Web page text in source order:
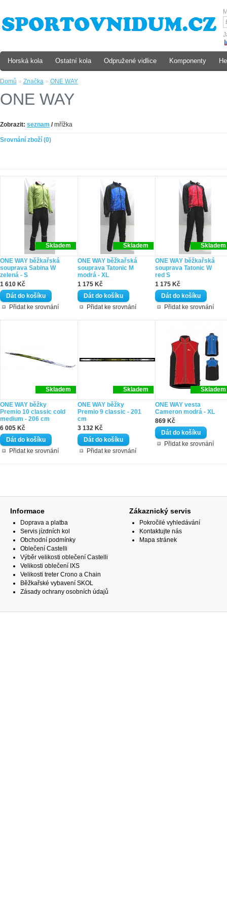
Domů » Značka » ONE WAY
ONE WAY
Zobrazit: seznam /mřížka
Srovnání zboží (0)
Skladem
ONE WAY běžkařská
souprava Sabina W
zelená - S
1 610 Kč
Přidat ke srovnání
Skladem
ONE WAY běžkařská
souprava Tatonic M
modrá - XL
1 175 Kč
Přidat ke srovnání
Skladem
ONE WAY běžkařská
souprava Tatonic W
red S
1 175 Kč
Přidat ke srovnání
Skladem
ONE WAY běžky
Premio 10 classic cold
medium - 206 cm
6 005 Kč
Přidat ke srovnání
Skladem
ONE WAY běžky
Premio 9 classic - 201
cm
3 132 Kč
Přidat ke srovnání
Skladem
ONE WAY vesta
Cameron modrá - XL
869 Kč
Přidat ke srovnání
Horská kola Ostatní kola Odpružené vidlice Komponenty
Informace
Doprava a platba
Servis jízdních kol
Obchodní podmínky
Oblečení Castelli
Výběr velikosti oblečení Castelli
Velikosti oblečení IXS
Velikosti treter Crono a Chain
Běžkařské vybavení SKOL
Zásady ochrany osobních údajů
Zákaznický servis
Pokročilé vyhledávání
Kontaktujte nás
Mapa stránek